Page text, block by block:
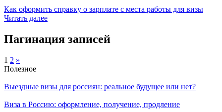
Как оформить справку о зарплате с места работы для визы
Читать далее
Пагинация записей
1 2 »
Полезное
Выездные визы для россиян: реальное будущее или нет?
Виза в Россию: оформление, получение, продление